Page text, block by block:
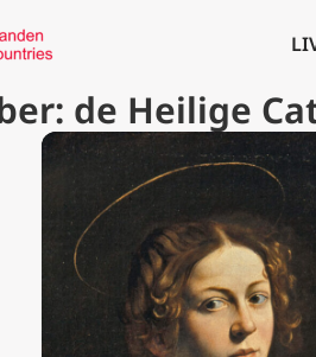
de Heilige